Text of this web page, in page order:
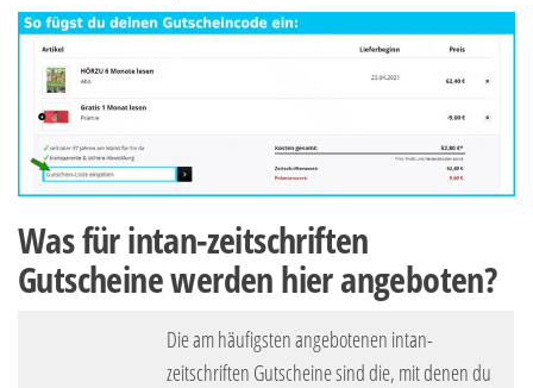
Was für intan-zeitschriften
Gutscheine werden hier angeboten?
Die am häufigsten angebotenen intan-
zeitschriften Gutscheine sind die, mit denen du